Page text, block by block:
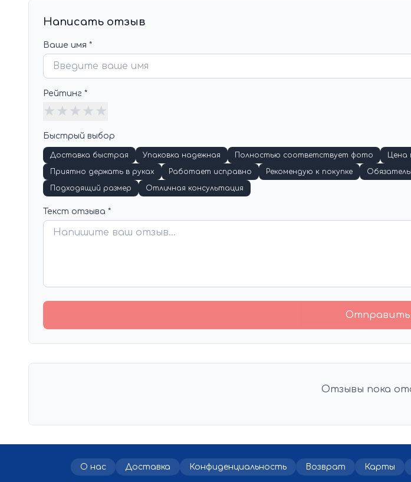
Написать отзыв
Ваше имя *
Рейтинг *
★ ★ ★ ★ ★
Быстрый выбор
Доставка быстрая Упаковка надежная Полностью соответствует фото Цена
Приятно держать в руках
Работает исправно Рекомендую к покупке
Подходящий размер
Отличная консультация
Текст отзыва *
Отправить
Отзывы пока
О нас Доставка Конфиденциальность Возврат Карты